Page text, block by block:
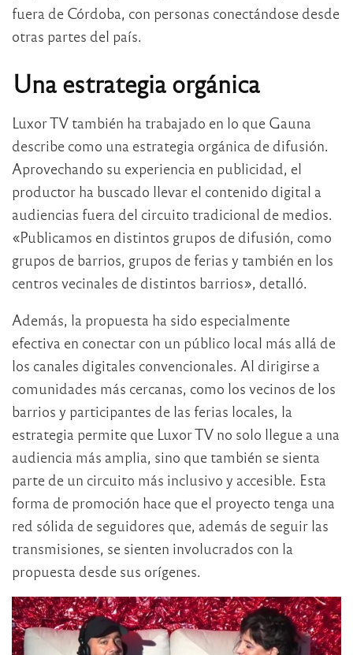
fuera de Córdoba, con personas conectándose desde
otras partes del país.
Una estrategia orgánica
Luxor TV también ha trabajado en lo que Gauna
describe como una estrategia orgánica de difusión.
Aprovechando su experiencia en publicidad, el
productor ha buscado llevar el contenido digital a
audiencias fuera del circuito tradicional de medios.
«Publicamos en distintos grupos de difusión, como
grupos de barrios, grupos de ferias y también en los
centros vecinales de distintos barrios», detalló.
Además, la propuesta ha sido especialmente
efectiva en conectar con un público local más allá de
los canales digitales convencionales. Al dirigirse a
comunidades más cercanas, como los vecinos de los
barrios y participantes de las ferias locales, la
estrategia permite que Luxor TV no solo llegue a una
audiencia más amplia, sino que también se sienta
parte de un circuito más inclusivo y accesible. Esta
forma de promoción hace que el proyecto tenga una
red sólida de seguidores que, además de seguir las
transmisiones, se sienten involucrados con la
propuesta desde sus orígenes.